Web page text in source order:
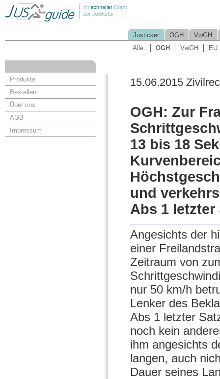
Justicker OGH
VwGH
Alle:
OGH VwGH EU
Produkte
Bestellen
Über uns
AGB
Impressum
15.06.2015
OGH: Zur
13 bis 18
und
Abs 1 letzter
Angesichts der
einer
Zeitraum von
nur 50 km/h
Lenker des
Abs 1 letzter
noch kein
ihm angesichts
langen, auch
Dauer seines